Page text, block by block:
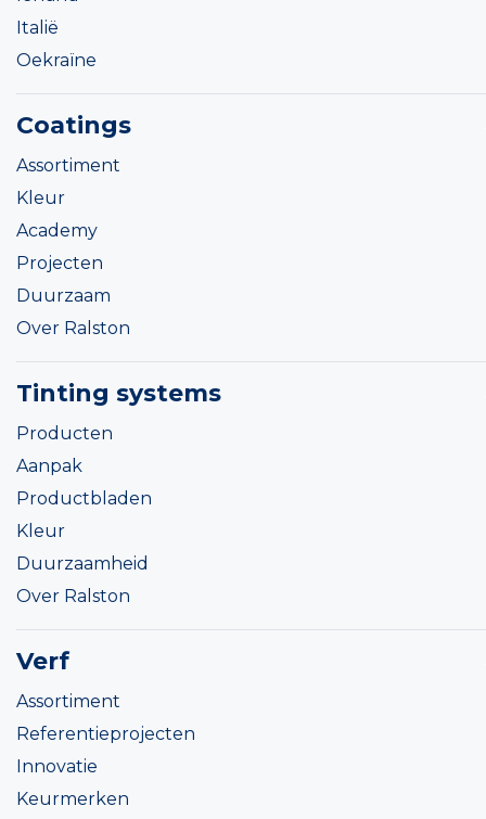
Italië
Oekraïne
Coatings
Assortiment
Kleur
Academy
Projecten
Duurzaam
Over Ralston
Tinting systems
Producten
Aanpak
Productbladen
Kleur
Duurzaamheid
Over Ralston
Verf
Assortiment
Referentieprojecten
Innovatie
Keurmerken